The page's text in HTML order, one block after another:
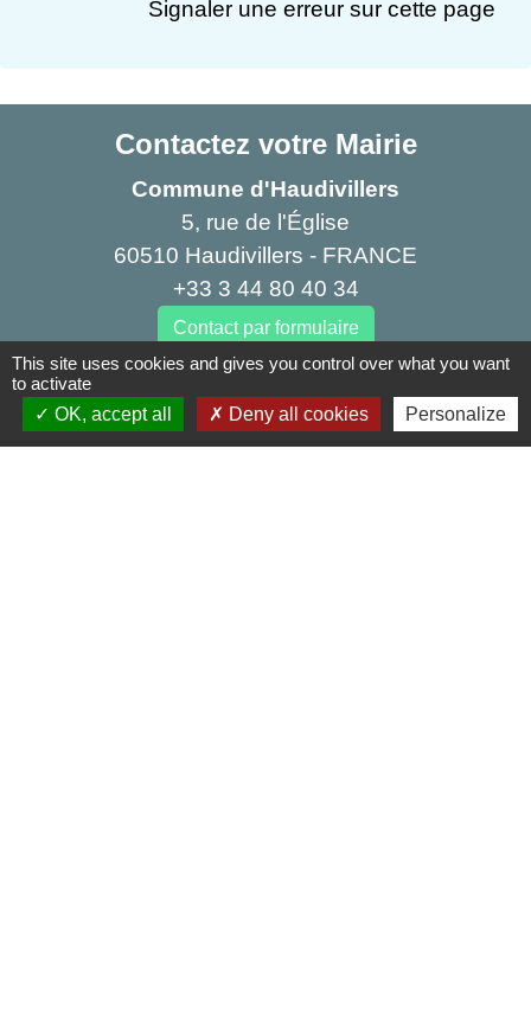
Signaler une erreur sur cette page
Contactez votre Mairie
Commune d'Haudivillers
5, rue de l'Église
60510 Haudivillers - FRANCE
+33 3 44 80 40 34
Contact par formulaire
Liens
This site uses cookies and gives you control over what you want
to activate
OK, accept all
Deny all cookies Personalize